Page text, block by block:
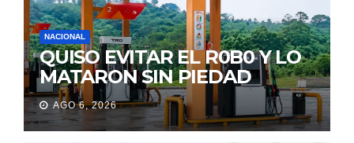
NACIONAL
QUISO EVITAR EL R0B0 Y LO
MATARON SIN PIEDAD
AGO 6, 2026